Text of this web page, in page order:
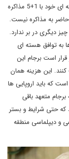
در خصوص فعالیت های مشروع و قانونی صلح آمیز هسته ای خود با 1+5 مذاکره
به مذاکره نیست.
دیگری در بر ندارد.
به توافق هسته ای
است برجام این
کنند. این هزینه همان
که باید اروپایی ها
متعهد باقی
که حتی شرایط و بستر
و دیپلماسی منطقه